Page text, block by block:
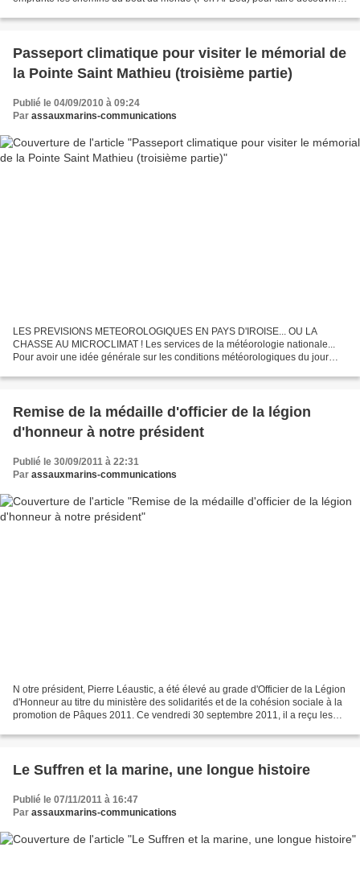
Passeport climatique pour visiter le mémorial de
la Pointe Saint Mathieu (troisième partie)
Publié le 04/09/2010 à 09:24
Par assauxmarins-communications
LES PREVISIONS METEOROLOGIQUES EN PAYS D'IROISE... OU LA
CHASSE AU MICROCLIMAT ! Les services de la météorologie nationale...
Pour avoir une idée générale sur les conditions météorologiques du jour
Remise de la médaille d'officier de la légion
d'honneur à notre président
Publié le 30/09/2011 à 22:31
Par assauxmarins-communications
N otre président, Pierre Léaustic, a été élevé au grade d'Officier de la Légion
d'Honneur au titre du ministère des solidarités et de la cohésion sociale à la
promotion de Pâques 2011. Ce vendredi 30 septembre 2011, il a reçu les
Le Suffren et la marine, une longue histoire
Publié le 07/11/2011 à 16:47
Par assauxmarins-communications